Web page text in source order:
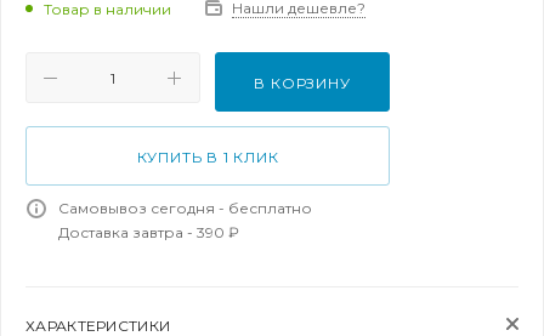
Товар в наличии Нашли дешевле?
В КОРЗИНУ
КУПИТЬ В 1 КЛИК
Самовывоз сегодня - бесплатно
Доставка завтра - 390 ₽
ХАРАКТЕРИСТИКИ